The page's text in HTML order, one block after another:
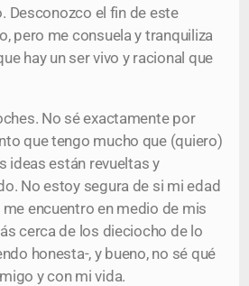
Desconozco el fin de este
pero me consuela y tranquiliza
hay un ser vivo y racional que
No sé exactamente por
que tengo mucho que (quiero)
ideas están revueltas y
No estoy segura de si mi edad
encuentro en medio de mis
cerca de los dieciocho de lo
honesta-, y bueno, no sé qué
y con mi vida.